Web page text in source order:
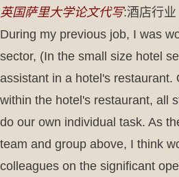
英国萨里大学论文代写:酒店行业
During my previous job, I was
sector, (In the small size hotel
assistant in a hotel's restaurant.
within the hotel's restaurant, all
do our own individual task. As
team and group above, I think
colleagues on the significant